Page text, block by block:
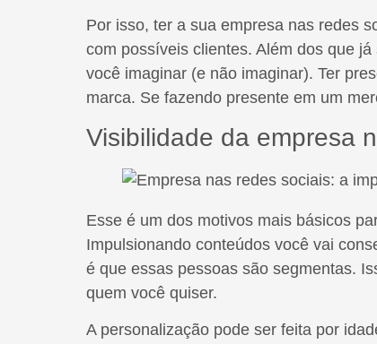
Por isso, ter a sua empresa nas redes
com possíveis clientes. Além dos que
você imaginar (e não imaginar). Ter
marca. Se fazendo presente em um
Visibilidade da empresa
Esse é um dos motivos mais básicos
Impulsionando conteúdos você vai
é que essas pessoas são segmentas.
quem você quiser.
A personalização pode ser feita por